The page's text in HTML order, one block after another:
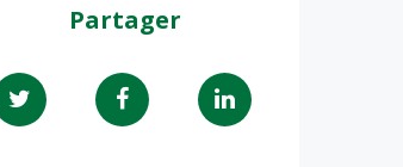
Partager